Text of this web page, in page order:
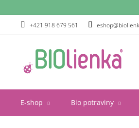
na
+421 918 679 561
E-shop Bio potraviny